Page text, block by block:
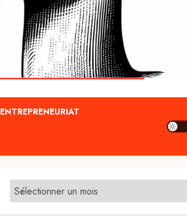
ENTREPRENEURIAT